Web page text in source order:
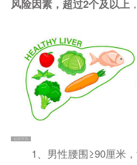
风险因素，超过2个及以上
1、男性腰围≥90厘米